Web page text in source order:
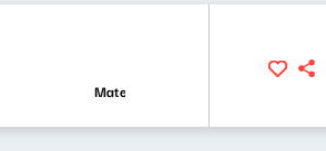
Mateusz Andruszkiewicz, Klaudiusz